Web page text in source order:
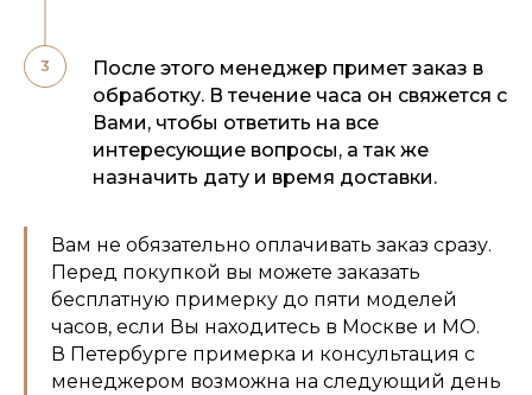
После этого менеджер примет заказ в
обработку. В течение часа он свяжется с
Вами, чтобы ответить на все
интересующие вопросы, а так же
назначить дату и время доставки.
Вам не обязательно оплачивать заказ сразу.
Перед покупкой вы можете заказать
бесплатную примерку до пяти моделей
часов, если Вы находитесь в Москве и МО.
В Петербурге примерка и консультация с
менеджером возможна на следующий день